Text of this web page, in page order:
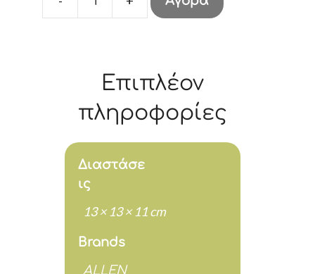
Κούπα
300
ml
13x12
cm
Επιπλέον
πληροφορίες
Διαστάσε
ις
13 × 13 × 11 cm
Brands
ALLEN